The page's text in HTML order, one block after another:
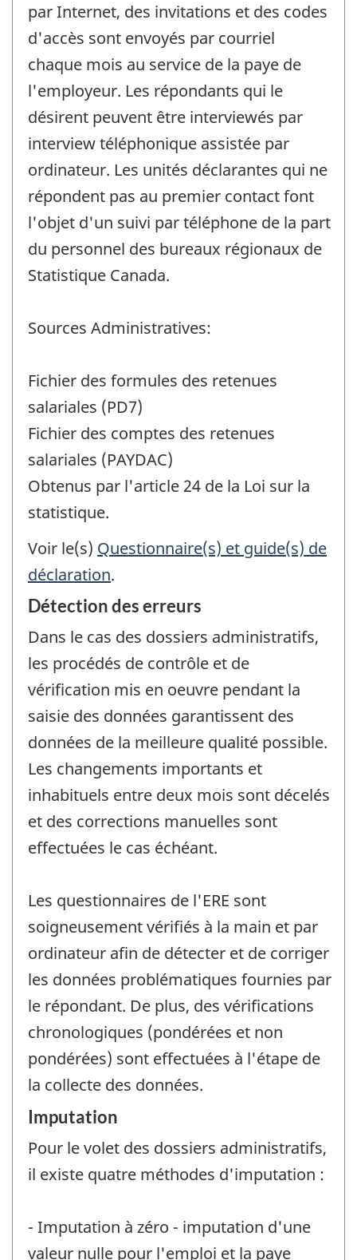
par Internet, des invitations et des codes
d'accès sont envoyés par courriel
chaque mois au service de la paye de
l'employeur. Les répondants qui le
désirent peuvent être interviewés par
interview téléphonique assistée par
ordinateur. Les unités déclarantes qui ne
répondent pas au premier contact font
l'objet d'un suivi par téléphone de la part
du personnel des bureaux régionaux de
Statistique Canada.
Sources Administratives:
Fichier des formules des retenues
salariales (PD7)
Fichier des comptes des retenues
salariales (PAYDAC)
Obtenus par l'article 24 de la Loi sur la
statistique.
Voir le(s) Questionnaire(s) et guide(s) de
déclaration.
Détection des erreurs
Dans le cas des dossiers administratifs,
les procédés de contrôle et de
vérification mis en oeuvre pendant la
saisie des données garantissent des
données de la meilleure qualité possible.
Les changements importants et
inhabituels entre deux mois sont décelés
et des corrections manuelles sont
effectuées le cas échéant.
Les questionnaires de l'ERE sont
soigneusement vérifiés à la main et par
ordinateur afin de détecter et de corriger
les données problématiques fournies par
le répondant. De plus, des vérifications
chronologiques (pondérées et non
pondérées) sont effectuées à l'étape de
la collecte des données.
Imputation
Pour le volet des dossiers administratifs,
il existe quatre méthodes d'imputation :
- Imputation à zéro - imputation d'une
valeur nulle pour l'emploi et la paye